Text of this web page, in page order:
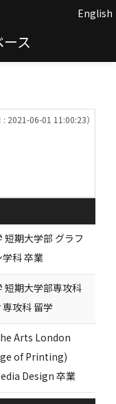
ス
English
: 2021-06-01 11:00:23）
短期大学部 グラフ
科 卒業
短期大学部専攻科
攻科 留学
Arts London
of Printing)
Design 卒業